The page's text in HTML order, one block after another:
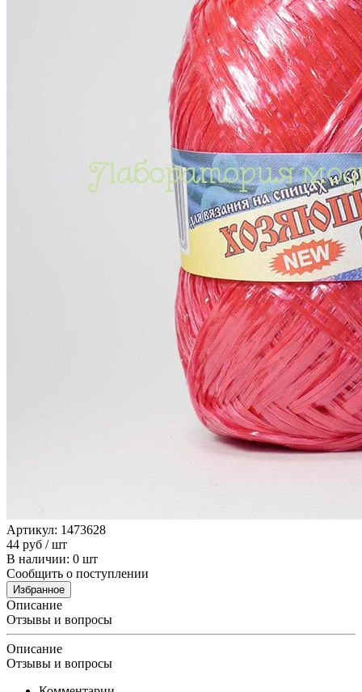
Артикул: 1473628
44 руб / шт
В наличии: 0 шт
Сообщить о поступлении
Избранное
Описание
Отзывы и вопросы
Описание
Отзывы и вопросы